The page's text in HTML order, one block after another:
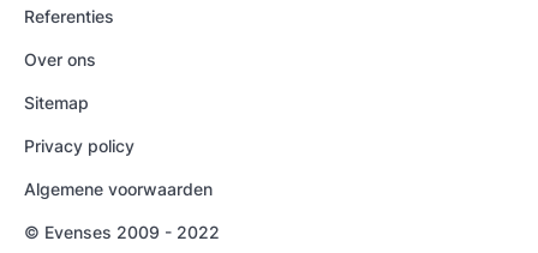
Referenties
Over ons
Sitemap
Privacy policy
Algemene voorwaarden
© Evenses 2009 - 2022